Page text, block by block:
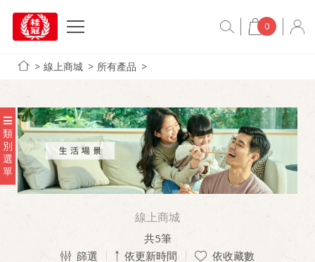
0
線上商城 所有產品
類
別
選
單
線上商城
共5筆
篩選
依更新時間 依收藏數